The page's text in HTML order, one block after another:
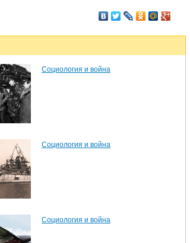
Социология и война
Социология и война
Социология и война